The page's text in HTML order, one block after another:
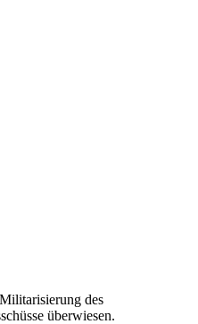
des
überwiesen.